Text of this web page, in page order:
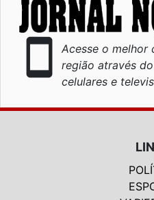
smartphone
Acesse o melhor
região através
celulares e